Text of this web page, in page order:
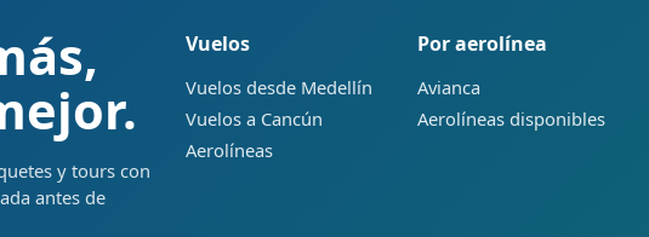
y tours con
antes de
Vuelos
Vuelos desde Medellín
Vuelos a Cancún
Aerolíneas
Por aerolínea
Avianca
Aerolíneas disponibles